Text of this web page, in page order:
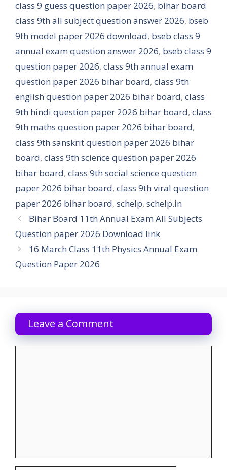
class 9 guess question paper 2026, bihar board
class 9th all subject question answer 2026, bseb
9th model paper 2026 download, bseb class 9
annual exam question answer 2026, bseb class 9
question paper 2026, class 9th annual exam
question paper 2026 bihar board, class 9th
english question paper 2026 bihar board, class
9th hindi question paper 2026 bihar board, class
9th maths question paper 2026 bihar board,
class 9th sanskrit question paper 2026 bihar
board, class 9th science question paper 2026
bihar board, class 9th social science question
paper 2026 bihar board, class 9th viral question
paper 2026 bihar board, schelp, schelp.in
Bihar Board 11th Annual Exam All Subjects
Question paper 2026 Download link
16 March Class 11th Physics Annual Exam
Question Paper 2026
Leave a Comment